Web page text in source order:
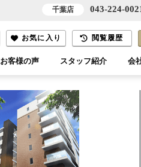
お気に入り 閲覧履歴
お客様の声 スタッフ紹介 会
千葉店 043-224-